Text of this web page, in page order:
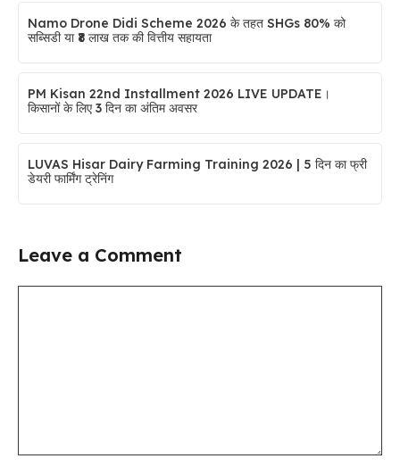
Namo Drone Didi Scheme 2026 के तहत SHGs 80% को
सब्सिडी या ₹8 लाख तक की वित्तीय सहायता
PM Kisan 22nd Installment 2026 LIVE UPDATE।
किसानों के लिए 3 दिन का अंतिम अवसर
LUVAS Hisar Dairy Farming Training 2026 | 5 दिन का फ्री
डेयरी फार्मिंग ट्रेनिंग
Leave a Comment